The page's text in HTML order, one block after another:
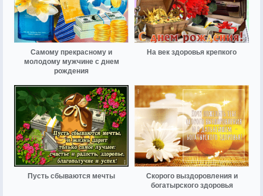
Самому прекрасному и
молодому мужчине с днем
рождения
На век здоровья крепкого
Пусть сбываются мечты
Скорого выздоровления и
богатырского здоровья